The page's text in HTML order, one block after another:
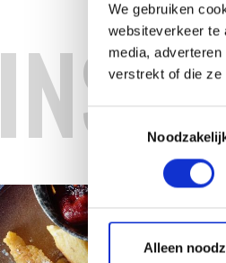
We gebruiken
websiteverkeer te
media,
verstrekt of die ze
Toestemmingsselectie
Alleen